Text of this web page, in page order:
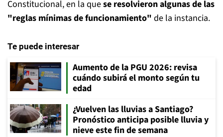
Constitucional, en la quese resolvieron algunas de las
"reglas mínimas de funcionamiento" de la instancia.
Te puede interesar
Aumento de la PGU 2026: revisa
cuándo subirá el monto según tu
edad
¿Vuelven las lluvias a Santiago?
Pronóstico anticipa posible lluvia y
nieve este fin de semana